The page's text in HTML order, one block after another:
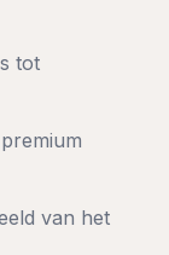
tot
van het